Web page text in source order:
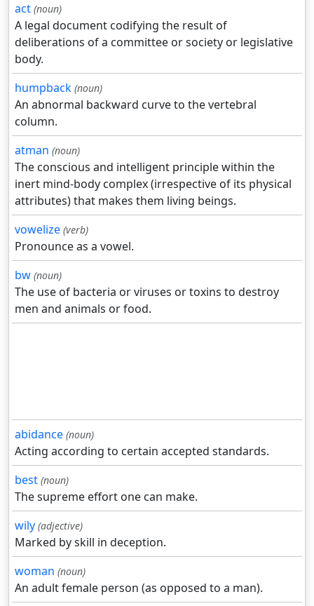
act (noun)
A legal document codifying the result of
deliberations of a committee or society or legislative
body.
humpback (noun)
An abnormal backward curve to the vertebral
column.
atman (noun)
The conscious and intelligent principle within the
inert mind-body complex (irrespective of its physical
attributes) that makes them living beings.
vowelize (verb)
Pronounce as a vowel.
bw (noun)
The use of bacteria or viruses or toxins to destroy
men and animals or food.
abidance (noun)
Acting according to certain accepted standards.
best (noun)
The supreme effort one can make.
wily (adjective)
Marked by skill in deception.
woman (noun)
An adult female person (as opposed to a man).